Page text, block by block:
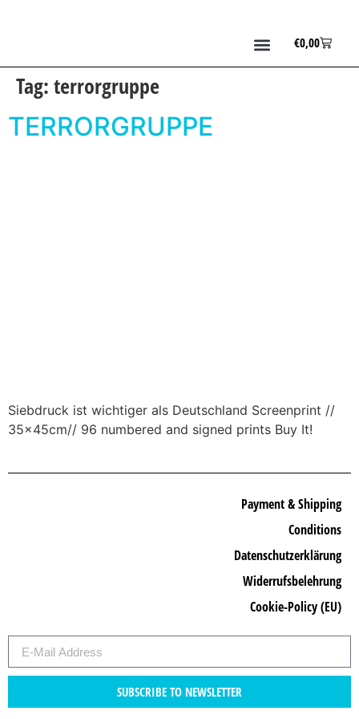
€0,00
Tag:terrorgruppe
TERRORGRUPPE
Siebdruck ist wichtiger als Deutschland Screenprint //
35x45cm// 96 numbered and signed prints Buy It!
SUBSCRIBE TO NEWSLETTER
Payment & Shipping
Conditions
Datenschutzerklärung
Widerrufsbelehrung
Cookie-Policy (EU)